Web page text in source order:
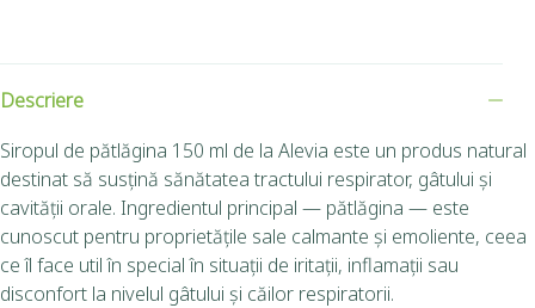
Descriere
Siropul de pătlăgina 150 ml de la Alevia este un produs natural
destinat să susțină sănătatea tractului respirator, gâtului și
cavității orale. Ingredientul principal — pătlăgina — este
cunoscut pentru proprietățile sale calmante și emoliente, ceea
ce îl face util în special în situații de iritații, inflamații sau
disconfort la nivelul gâtului și căilor respiratorii.